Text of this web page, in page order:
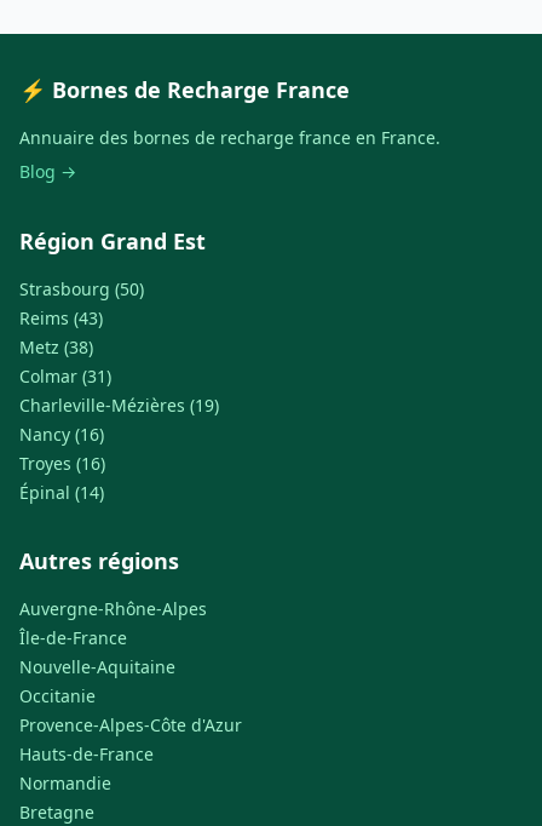
⚡ Bornes de Recharge France
Annuaire des bornes de recharge france en France.
Blog →
Région Grand Est
Strasbourg (50)
Reims (43)
Metz (38)
Colmar (31)
Charleville-Mézières (19)
Nancy (16)
Troyes (16)
Épinal (14)
Autres régions
Auvergne-Rhône-Alpes
Île-de-France
Nouvelle-Aquitaine
Occitanie
Provence-Alpes-Côte d'Azur
Hauts-de-France
Normandie
Bretagne